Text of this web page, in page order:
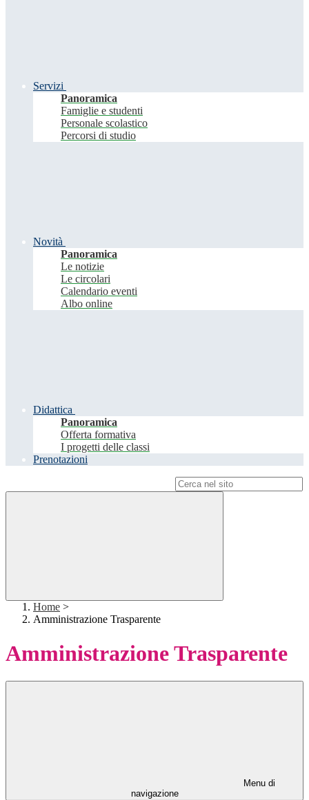
Servizi
Panoramica
Famiglie e studenti
Personale scolastico
Percorsi di studio
Novità
Panoramica
Le notizie
Le circolari
Calendario eventi
Albo online
Didattica
Panoramica
Offerta formativa
I progetti delle classi
Prenotazioni
Home >
Amministrazione Trasparente
Amministrazione Trasparente
Menu di
navigazione